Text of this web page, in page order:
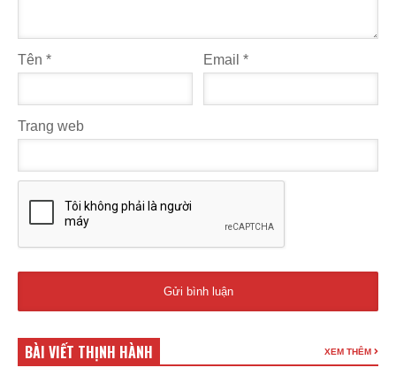
Tên * Email*
Trang web
BÀI VIẾT THỊNH HÀNH XEM THÊM